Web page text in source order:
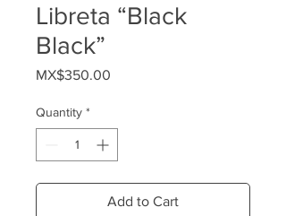
Libreta “Black
Black”
MX$350.00
Quantity *
Add to Cart